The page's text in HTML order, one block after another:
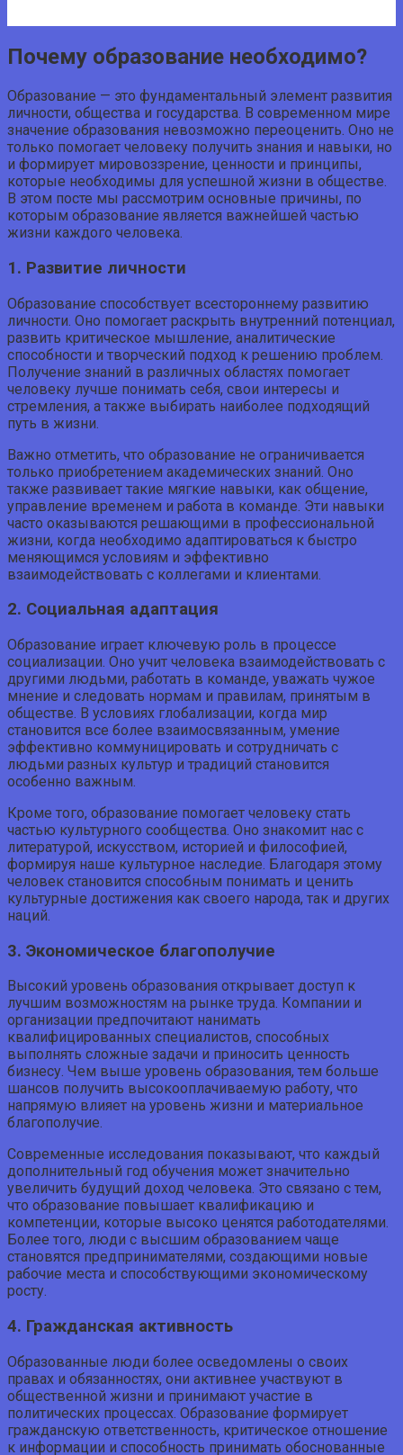
Почему образование необходимо?
Образование — это фундаментальный элемент развития
личности, общества и государства. В современном мире
значение образования невозможно переоценить. Оно не
только помогает человеку получить знания и навыки, но
и формирует мировоззрение, ценности и принципы,
которые необходимы для успешной жизни в обществе.
В этом посте мы рассмотрим основные причины, по
которым образование является важнейшей частью
жизни каждого человека.
1. Развитие личности
Образование способствует всестороннему развитию
личности. Оно помогает раскрыть внутренний потенциал,
развить критическое мышление, аналитические
способности и творческий подход к решению проблем.
Получение знаний в различных областях помогает
человеку лучше понимать себя, свои интересы и
стремления, а также выбирать наиболее подходящий
путь в жизни.
Важно отметить, что образование не ограничивается
только приобретением академических знаний. Оно
также развивает такие мягкие навыки, как общение,
управление временем и работа в команде. Эти навыки
часто оказываются решающими в профессиональной
жизни, когда необходимо адаптироваться к быстро
меняющимся условиям и эффективно
взаимодействовать с коллегами и клиентами.
2. Социальная адаптация
Образование играет ключевую роль в процессе
социализации. Оно учит человека взаимодействовать с
другими людьми, работать в команде, уважать чужое
мнение и следовать нормам и правилам, принятым в
обществе. В условиях глобализации, когда мир
становится все более взаимосвязанным, умение
эффективно коммуницировать и сотрудничать с
людьми разных культур и традиций становится
особенно важным.
Кроме того, образование помогает человеку стать
частью культурного сообщества. Оно знакомит нас с
литературой, искусством, историей и философией,
формируя наше культурное наследие. Благодаря этому
человек становится способным понимать и ценить
культурные достижения как своего народа, так и других
наций.
3. Экономическое благополучие
Высокий уровень образования открывает доступ к
лучшим возможностям на рынке труда. Компании и
организации предпочитают нанимать
квалифицированных специалистов, способных
выполнять сложные задачи и приносить ценность
бизнесу. Чем выше уровень образования, тем больше
шансов получить высокооплачиваемую работу, что
напрямую влияет на уровень жизни и материальное
благополучие.
Современные исследования показывают, что каждый
дополнительный год обучения может значительно
увеличить будущий доход человека. Это связано с тем,
что образование повышает квалификацию и
компетенции, которые высоко ценятся работодателями.
Более того, люди с высшим образованием чаще
становятся предпринимателями, создающими новые
рабочие места и способствующими экономическому
росту.
4. Гражданская активность
Образованные люди более осведомлены о своих
правах и обязанностях, они активнее участвуют в
общественной жизни и принимают участие в
политических процессах. Образование формирует
гражданскую ответственность, критическое отношение
к информации и способность принимать обоснованные